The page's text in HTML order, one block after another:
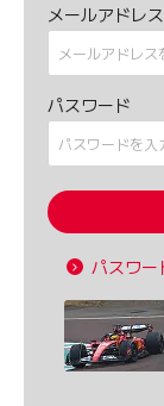
メールアドレス
パスワード
パスワー